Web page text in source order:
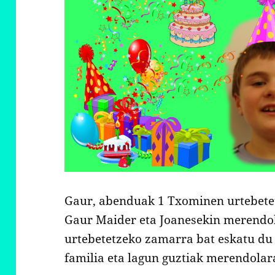
Gaur, abenduak 1 Txominen
Gaur Maider eta Joanesekin
urtebetetzeko zamarra bat eskatu
familia eta lagun guztiak